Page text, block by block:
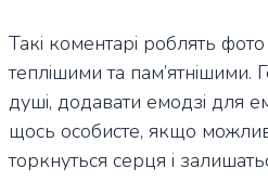
Такі коментарі роблять
теплішими та пам’ятнішими.
душі, додавати емодзі для
щось особисте, якщо
торкнуться серця і